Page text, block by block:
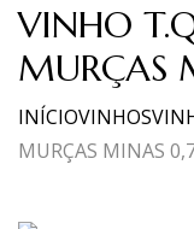
VINHO
MURÇAS
INÍCIOVINHOS
MURÇAS MINAS